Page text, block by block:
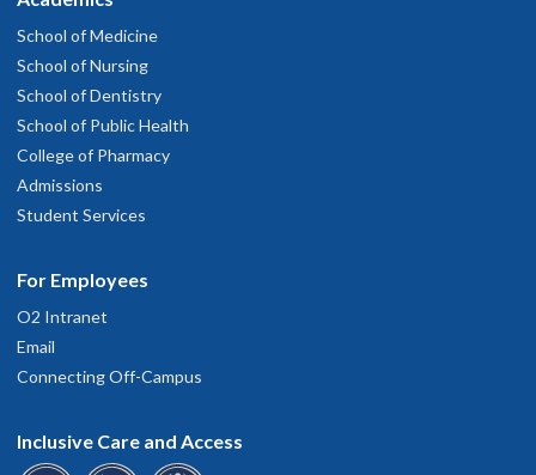
School of Medicine
School of Nursing
School of Dentistry
School of Public Health
College of Pharmacy
Admissions
Student Services
For Employees
O2 Intranet
Email
Connecting Off-Campus
Inclusive Care and Access